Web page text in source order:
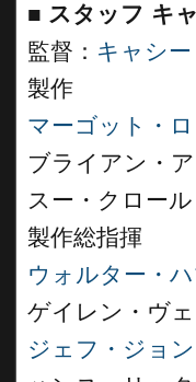
■ スタッフ キ
監督： キャシ
製作
マーゴット・
ブライアン・
スー・クロール
製作総指揮
ウォルター・
ゲイレン・ヴ
ジェフ・ジョ